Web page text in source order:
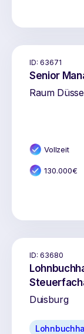
ID: 63671
Senior
Raum
Vollzeit
130.000€
ID: 63680
Duisburg